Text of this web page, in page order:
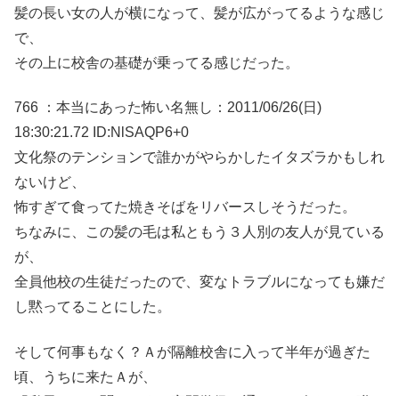
髪の長い女の人が横になって、髪が広がってるような感じ
で、
その上に校舎の基礎が乗ってる感じだった。
766 ：本当にあった怖い名無し：2011/06/26(日)
18:30:21.72 ID:NlSAQP6+0
文化祭のテンションで誰かがやらかしたイタズラかもしれ
ないけど、
怖すぎて食ってた焼きそばをリバースしそうだった。
ちなみに、この髪の毛は私ともう３人別の友人が見ている
が、
全員他校の生徒だったので、変なトラブルになっても嫌だ
し黙ってることにした。
そして何事もなく？Ａが隔離校舎に入って半年が過ぎた
頃、うちに来たＡが、